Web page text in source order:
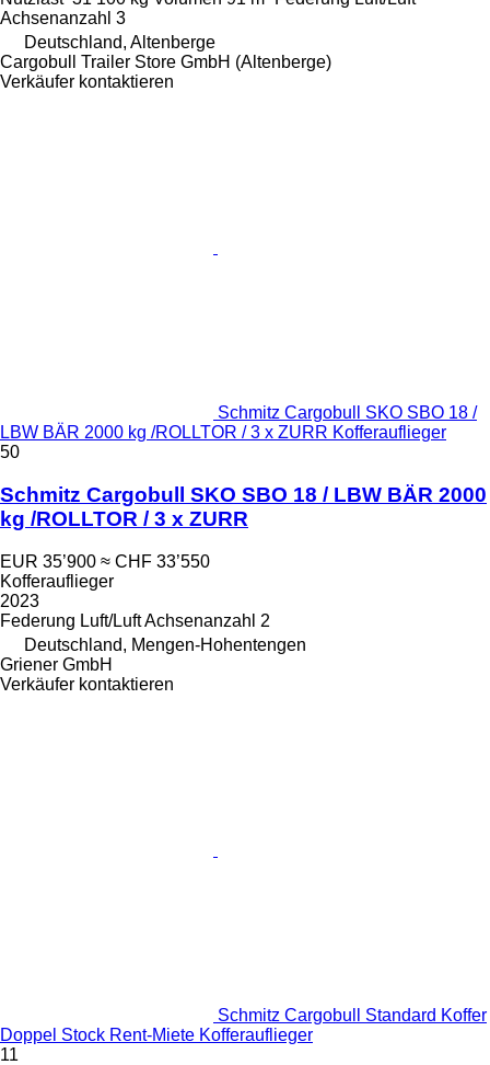
Achsenanzahl 3
Deutschland, Altenberge
Cargobull Trailer Store GmbH (Altenberge)
Verkäufer kontaktieren
Schmitz Cargobull SKO SBO 18 /
LBW BÄR 2000 kg /ROLLTOR / 3 x ZURR Kofferauflieger
50
Schmitz Cargobull SKO SBO 18 / LBW BÄR 2000
kg /ROLLTOR / 3 x ZURR
EUR 35’900 ≈ CHF 33’550
Kofferauflieger
2023
Federung Luft/LuftAchsenanzahl 2
Deutschland, Mengen-Hohentengen
Griener GmbH
Verkäufer kontaktieren
Schmitz Cargobull Standard Koffer
Doppel Stock Rent-Miete Kofferauflieger
11